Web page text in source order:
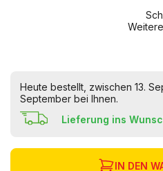
Heute bestellt, zwischen 13.
September bei Ihnen.
Lieferung ins
IN DEN